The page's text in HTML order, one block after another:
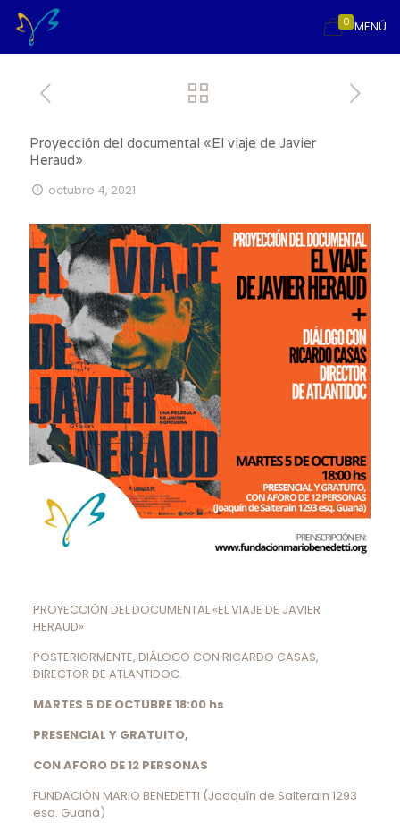
MENÚ
0
Proyección del documental «El viaje de Javier
Heraud»
octubre 4, 2021
PROYECCIÓN DEL DOCUMENTAL «EL VIAJE DE JAVIER
HERAUD»
POSTERIORMENTE, DIÁLOGO CON RICARDO CASAS,
DIRECTOR DE ATLANTIDOC.
MARTES 5 DE OCTUBRE 18:00 hs
PRESENCIAL Y GRATUITO,
CON AFORO DE 12 PERSONAS
FUNDACIÓN MARIO BENEDETTI (Joaquín de Salterain 1293
esq. Guaná)